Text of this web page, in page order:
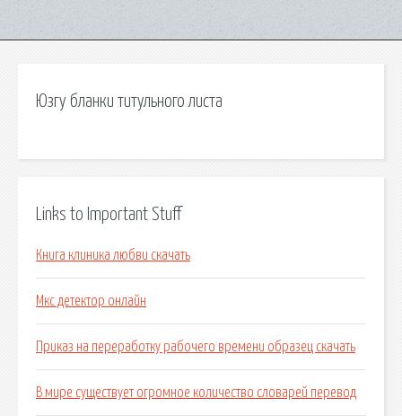
Юзгу бланки титульного листа
Links to Important Stuff
Книга клиника любви скачать
Мкс детектор онлайн
Приказ на переработку рабочего времени образец скачать
В мире существует огромное количество словарей перевод